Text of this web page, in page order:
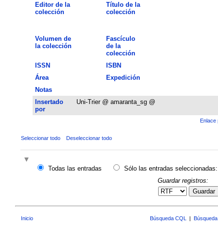
Editor de la
colección
Título de la
colección
Volumen de
la colección
Fascículo
de la
colección
ISSN
ISBN
Área
Expedición
Notas
Insertado
por
Uni-Trier @ amaranta_sg @
Enlace
Seleccionar todo Deseleccionar todo
Todas las entradas
Sólo las entradas seleccionadas:
Guardar registros:
Guardar
Inicio Búsqueda CQL